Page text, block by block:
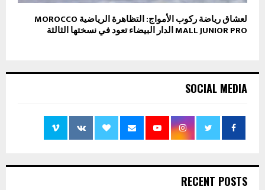
لعشاق رياضة ركوب الأمواج: التظاهرة الرياضية MOROCCO
MALL JUNIOR PRO الدار البيضاء تعود في نسختها الثالثة
SOCIAL MEDIA
RECENT POSTS